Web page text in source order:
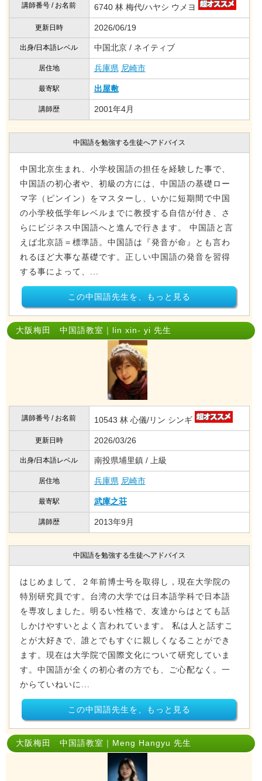
講師番号 / お名前 6740 林 梅代/ハヤシ ウメヨ
更新日時 2026/06/19
出身/日本語レベル 中国北京 / ネイティブ
居住地 兵庫県 尼崎市
最寄駅 出屋敷
講師歴 2001年4月
中国語を勉強する生徒へアドバイス
中国北京生まれ、小学校国語の担任を経験した事で、
中国語の初心者や、初級の方には、中国語の基礎ロー
マ字（ピンイン）をマスターし、いかに短期間で中国
の小学校低学年レベルまでに教授する自信が付き、さ
らにビジネス中国語へと進んで行きます。 中国語と言
えば北京語＝標準語。中国語は『発音が命』とも言わ
れるほど大事な基礎です。正しい中国語の発音を習得
する事によって、...
この中国語先生を、もっと見る
大阪梅田 中国語教室｜lin xin- yi 先生
講師番号 / お名前 10543 林 心儀/リン シンギ
更新日時 2026/03/26
出身/日本語レベル 南投県埔里鎮 / 上級
居住地 兵庫県 尼崎市
最寄駅 武庫之荘
講師歴 2013年9月
中国語を勉強する生徒へアドバイス
はじめまして、２年前博士号を取得し，現在大学院の
特別研究員です。台湾の大学では日本語学科で日本語
を専攻しました。明るい性格で、友達からはとても話
しかけやすいとよく言われています。 私は人と話すこ
とが大好きで、誰とでもすぐに親しくなることができ
ます。現在は大学院で国際文化について研究していま
す。中国語が全くの初心者の方でも、ご心配なく。一
からていねいに...
この中国語先生を、もっと見る
大阪梅田 中国語教室｜Meng Hangyu 先生